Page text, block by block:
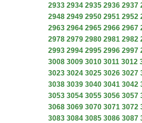
2933 2934 2935 2936 2937
2948 2949 2950 2951 2952
2963 2964 2965 2966 2967
2978 2979 2980 2981 2982
2993 2994 2995 2996 2997
3008 3009 3010 3011 3012
3023 3024 3025 3026 3027
3038 3039 3040 3041 3042
3053 3054 3055 3056 3057
3068 3069 3070 3071 3072
3083 3084 3085 3086 3087